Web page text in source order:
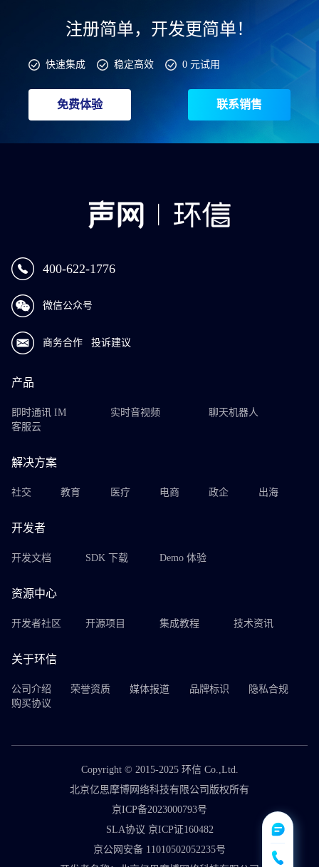
注册简单，开发更简单！
快速集成 稳定高效 0 元试用
免费体验 联系销售
400-622-1776
微信公众号
商务合作 投诉建议
产品
即时通讯 IM 实时音视频
聊天机器人
客服云
解决方案
社交 教育 医疗 电商 政企 出海
开发者
开发文档 SDK 下载 Demo 体验
资源中心
开发者社区 开源项目 集成教程 技术资讯
关于环信
公司介绍 荣誉资质 媒体报道 品牌标识
隐私合规
购买协议
Copyright © 2015-2025 环信 Co.,Ltd.
北京亿思摩博网络科技有限公司版权所有
京ICP备2023000793号
SLA协议 京ICP证160482
京公网安备 11010502052235号